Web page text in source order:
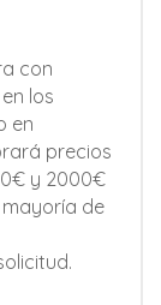
con
los
en
precios
y 2000€
mayoría de